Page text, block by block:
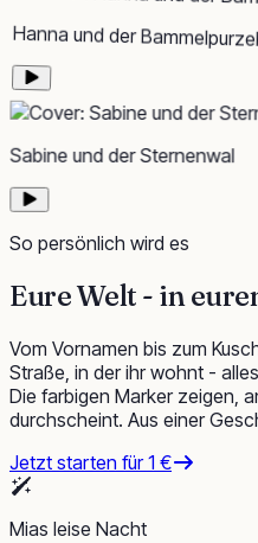
Hanna und der Bammelpurzel
Sabine und der Sternenwal
So persönlich wird es
Eure Welt - in
Vom Vornamen bis zum
Straße, in der ihr wohnt -
Die farbigen Marker zeigen,
durchscheint. Aus einer
Jetzt starten für 1 €
Mias leise Nacht